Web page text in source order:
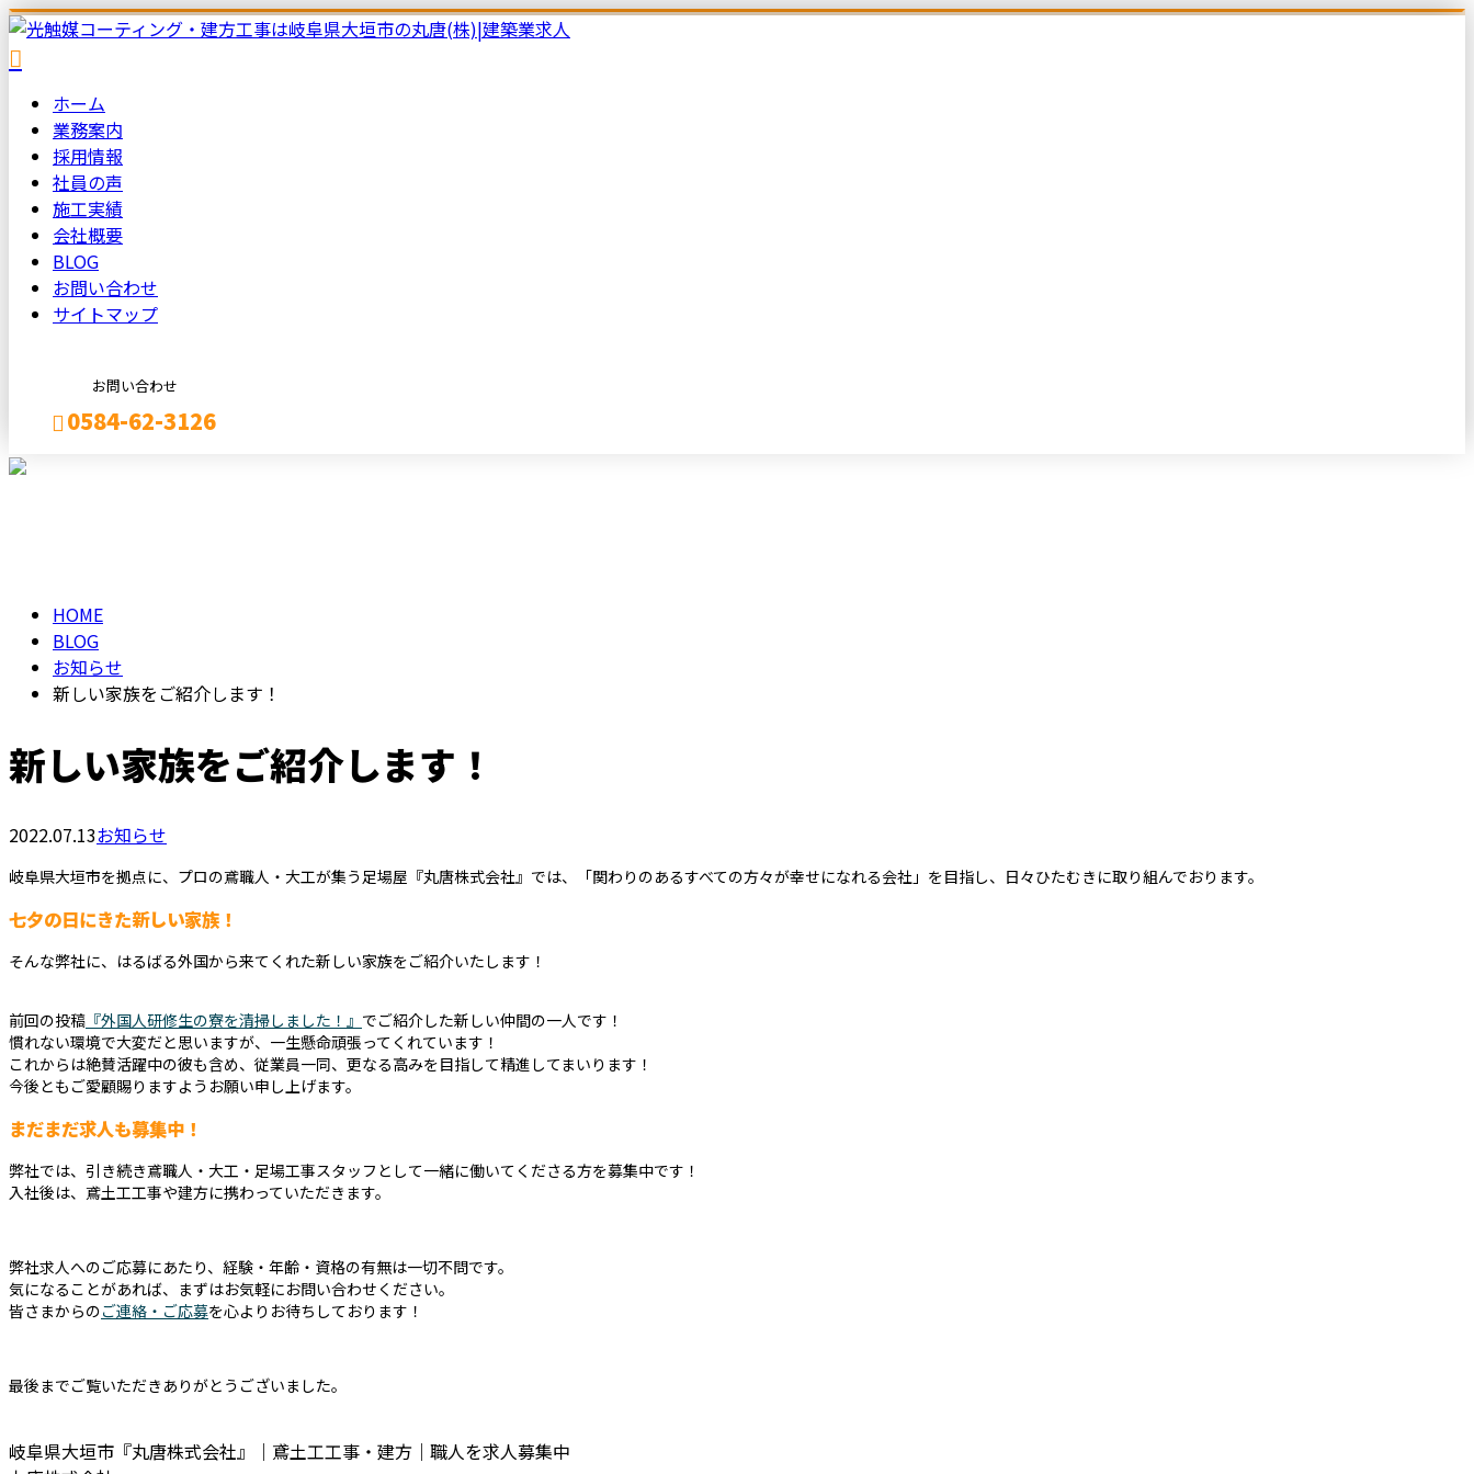
ホーム
業務案内
採用情報
社員の声
施工実績
会社概要
BLOG
お問い合わせ
サイトマップ
お問い合わせ
0584-62-3126
HOME
BLOG
お知らせ
新しい家族をご紹介します！
新しい家族をご紹介します！
2022.07.13お知らせ
岐阜県大垣市を拠点に、プロの鳶職人・大工が集う足場屋『丸唐株式会社』では、「関わりのあるすべての方々が幸せになれる会社」を目指し、日々ひたむきに取り組んでおります。
七夕の日にきた新しい家族！
そんな弊社に、はるばる外国から来てくれた新しい家族をご紹介いたします！
前回の投稿 『外国人研修生の寮を清掃しました！』 でご紹介した新しい仲間の一人です！
慣れない環境で大変だと思いますが、一生懸命頑張ってくれています！
これからは絶賛活躍中の彼も含め、従業員一同、更なる高みを目指して精進してまいります！
今後ともご愛顧賜りますようお願い申し上げます。
まだまだ求人も募集中！
弊社では、引き続き鳶職人・大工・足場工事スタッフとして一緒に働いてくださる方を募集中です！
入社後は、鳶土工工事や建方に携わっていただきます。
弊社求人へのご応募にあたり、経験・年齢・資格の有無は一切不問です。
気になることがあれば、まずはお気軽にお問い合わせください。
皆さまからのご連絡・ご応募を心よりお待ちしております！
最後までご覧いただきありがとうございました。
岐阜県大垣市『丸唐株式会社』｜鳶土工工事・建方｜職人を求人募集中